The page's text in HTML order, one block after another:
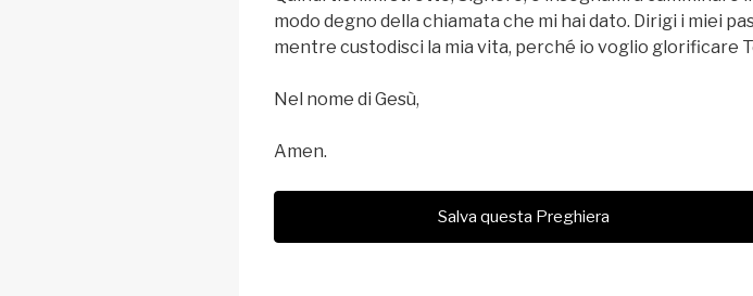
modo degno della chiamata che mi hai dato. Dirigi i miei
mentre custodisci la mia vita, perché io voglio glorificare
Nel nome di Gesù,
Amen.
Salva questa Preghiera